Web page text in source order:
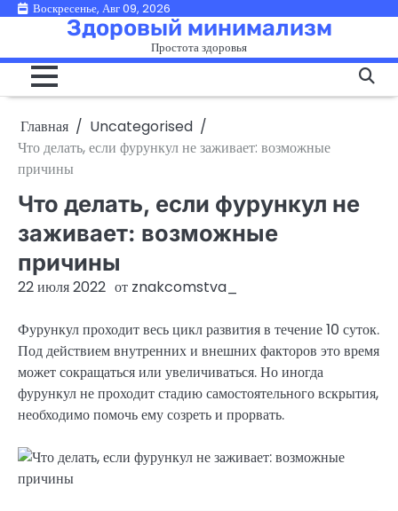
ПерейтиВоскресенье, Авг 09, 2026
Здоровый минимализм
Простота здоровья
Главная
Uncategorised
Что делать, если фурункул не заживает: возможные
причины
Что делать, если фурункул не
заживает: возможные
причины
22 июля 2022 от znakcomstva_
Фурункул проходит весь цикл развития в течение 10 суток.
Под действием внутренних и внешних факторов это время
может сокращаться или увеличиваться. Но иногда
фурункул не проходит стадию самостоятельного вскрытия,
необходимо помочь ему созреть и прорвать.